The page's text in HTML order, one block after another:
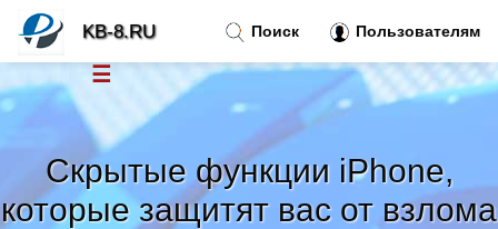
Скрытые функции iPhone,
которые защитят вас от взлома
Поиск Пользователям
KB-8.RU
☰
Новости
Тренды новостей»